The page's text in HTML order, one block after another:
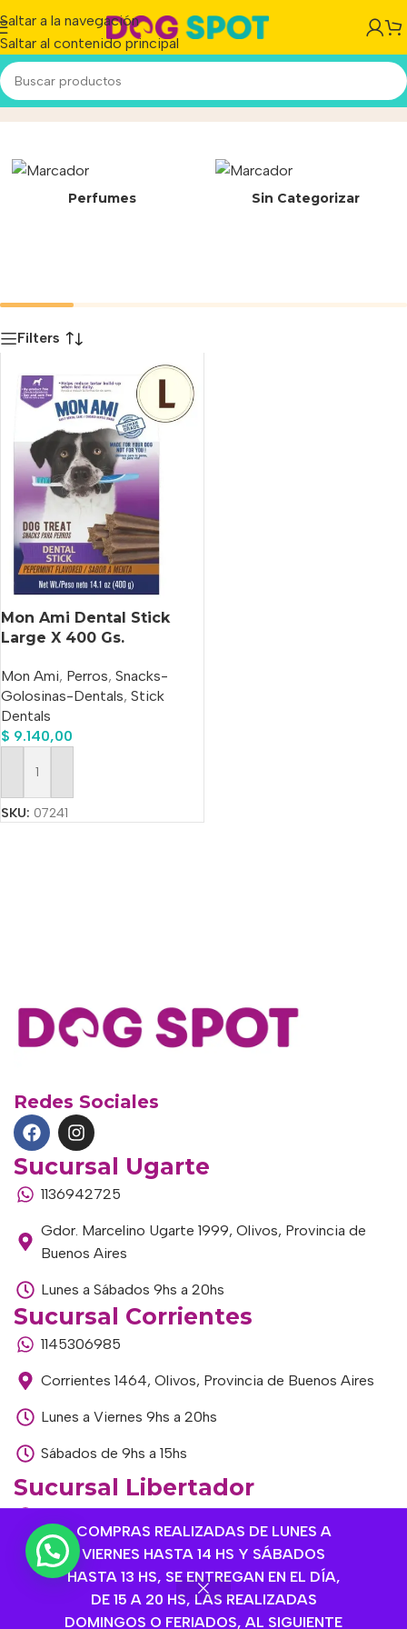
COMPRAS REALIZADAS DE LUNES A
VIERNES HASTA 14 HS Y SÁBADOS
HASTA 13 HS, SE ENTREGAN EN EL DÍA,
DE 15 A 20 HS, LAS REALIZADAS
DOMINGOS O FERIADOS, AL SIGUIENTE
Saltar a la navegación
Saltar al contenido principal
STICK LInicio/Producto
Perfumes Sin Categorizar
Filters
Mon Ami Dental Stick
Large X 400 Gs.
Mon Ami, Perros, Snacks-
Golosinas-Dentals, Stick
Dentals
$ 9.140,00
Añadir Al Carrito
SKU: 07241
Redes Sociales
Sucursal Ugarte
1136942725
Gdor. Marcelino Ugarte 1999, Olivos, Provincia de
Buenos Aires
Lunes a Sábados 9hs a 20hs
Sucursal Corrientes
1145306985
Corrientes 1464, Olivos, Provincia de Buenos Aires
Lunes a Viernes 9hs a 20hs
Sábados de 9hs a 15hs
Sucursal Libertador
1168893524
Av. del Libertador 1915, Vte. López, Provincia de
Buenos Aires
Lunes a Viernes de 9hs a 13hs / 16hs a 20hs